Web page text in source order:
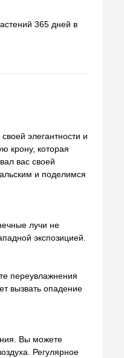
365 дней в
элегантности и
крону, которая
вас своей
и поделимся
лучи не
экспозицией.
переувлажнения
вызвать опадение
Вы можете
Регулярное